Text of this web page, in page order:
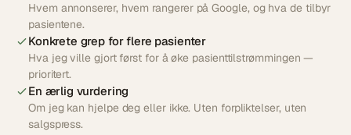
Hvem annonserer, hvem rangerer på Google, og hva de tilbyr
pasientene.
Konkrete grep for flere pasienter
Hva jeg ville gjort først for å øke pasienttilstrømmingen —
prioritert.
En ærlig vurdering
Om jeg kan hjelpe deg eller ikke. Uten forpliktelser, uten
salgspress.